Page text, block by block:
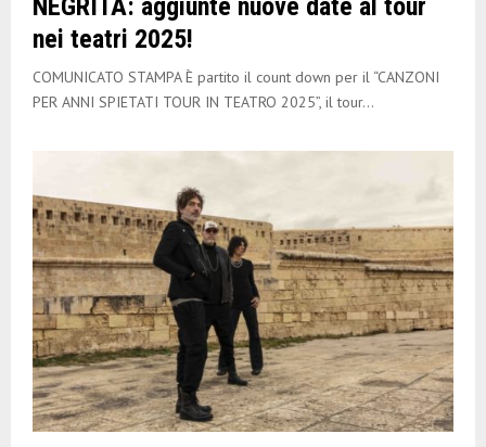
NEGRITA: aggiunte nuove date al tour
nei teatri 2025!
COMUNICATO STAMPA È partito il count down per il “CANZONI
PER ANNI SPIETATI TOUR IN TEATRO 2025”, il tour...